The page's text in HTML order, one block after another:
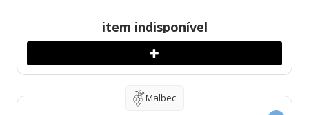
item indisponível
Malbec